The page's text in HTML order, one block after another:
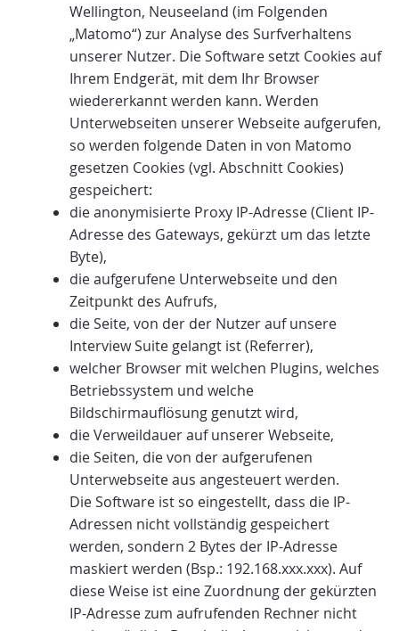
Wellington, Neuseeland (im Folgenden
„Matomo“) zur Analyse des Surfverhaltens
unserer Nutzer. Die Software setzt Cookies auf
Ihrem Endgerät, mit dem Ihr Browser
wiedererkannt werden kann. Werden
Unterwebseiten unserer Webseite aufgerufen,
so werden folgende Daten in von Matomo
gesetzen Cookies (vgl. Abschnitt Cookies)
gespeichert:
die anonymisierte Proxy IP-Adresse (Client IP-
Adresse des Gateways, gekürzt um das letzte
Byte),
die aufgerufene Unterwebseite und den
Zeitpunkt des Aufrufs,
die Seite, von der der Nutzer auf unsere
Interview Suite gelangt ist (Referrer),
welcher Browser mit welchen Plugins, welches
Betriebssystem und welche
Bildschirmauflösung genutzt wird,
die Verweildauer auf unserer Webseite,
die Seiten, die von der aufgerufenen
Unterwebseite aus angesteuert werden.
Die Software ist so eingestellt, dass die IP-
Adressen nicht vollständig gespeichert
werden, sondern 2 Bytes der IP-Adresse
maskiert werden (Bsp.: 192.168.xxx.xxx). Auf
diese Weise ist eine Zuordnung der gekürzten
IP-Adresse zum aufrufenden Rechner nicht